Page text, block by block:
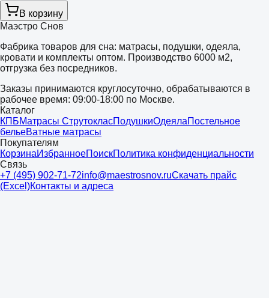
В корзину
Маэстро Снов
Фабрика товаров для сна: матрасы, подушки, одеяла,
кровати и комплекты оптом. Производство 6000 м2,
отгрузка без посредников.
Заказы принимаются круглосуточно, обрабатываются в
рабочее время: 09:00-18:00 по Москве.
Каталог
КПБМатрасы СтрутокласПодушкиОдеялаПостельное
бельеВатные матрасы
Покупателям
КорзинаИзбранноеПоискПолитика конфиденциальности
Связь
+7 (495) 902-71-72info@maestrosnov.ruСкачать прайс
(Excel)Контакты и адреса